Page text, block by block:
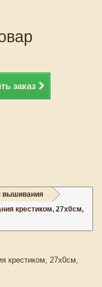
заказ
вышивания
крестиком, 27х0см,